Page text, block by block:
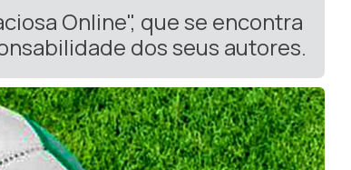
Online", que se encontra
dos seus autores.